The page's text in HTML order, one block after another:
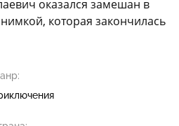
оказался замешан в
которая закончилась